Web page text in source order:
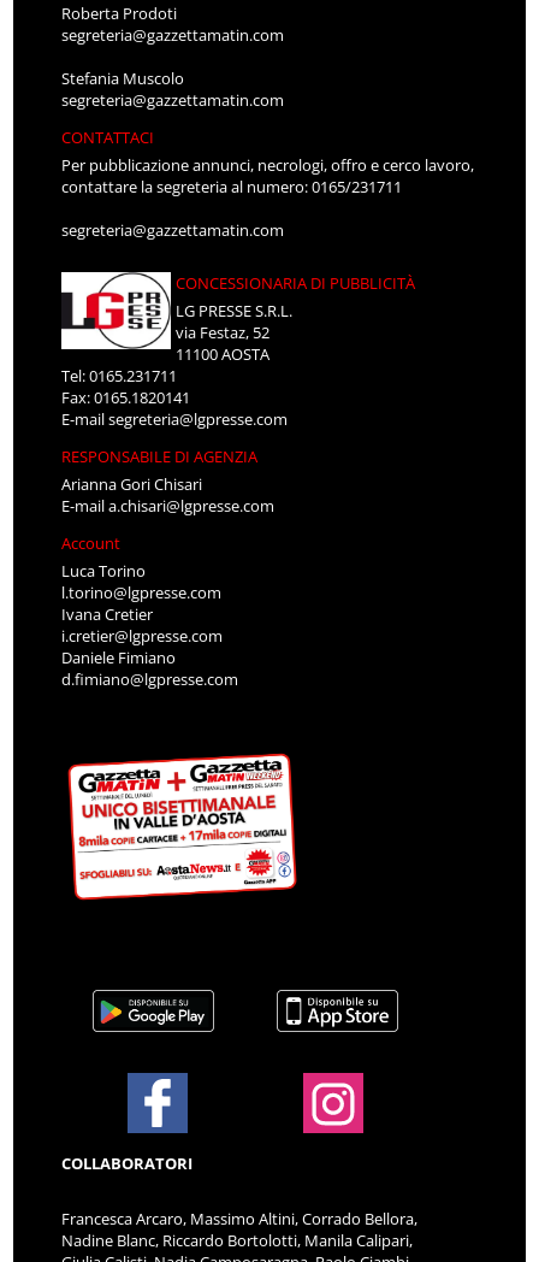
Roberta Prodoti
segreteria@gazzettamatin.com
Stefania Muscolo
segreteria@gazzettamatin.com
CONTATTACI
Per pubblicazione annunci, necrologi, offro e cerco lavoro,
contattare la segreteria al numero: 0165/231711
segreteria@gazzettamatin.com
CONCESSIONARIA DI PUBBLICITÀ
LG PRESSE S.R.L.
via Festaz, 52
11100 AOSTA
Tel: 0165.231711
Fax: 0165.1820141
E-mailsegreteria@lgpresse.com
RESPONSABILE DI AGENZIA
Arianna Gori Chisari
E-maila.chisari@lgpresse.com
Account
Luca Torino
l.torino@lgpresse.com
Ivana Cretier
i.cretier@lgpresse.com
Daniele Fimiano
d.fimiano@lgpresse.com
COLLABORATORI
Francesca Arcaro, Massimo Altini, Corrado Bellora,
Nadine Blanc, Riccardo Bortolotti, Manila Calipari,